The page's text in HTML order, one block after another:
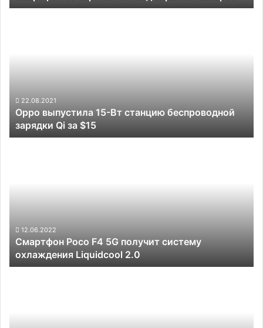
под
Qi
за
$15
22.08.2021
Oppo выпустила 15-Вт станцию беспроводной
зарядки Qi за $15
Liquidcool
2.0
12.06.2022
Смартфон Poco F4 5G получит систему
охлаждения Liquidcool 2.0